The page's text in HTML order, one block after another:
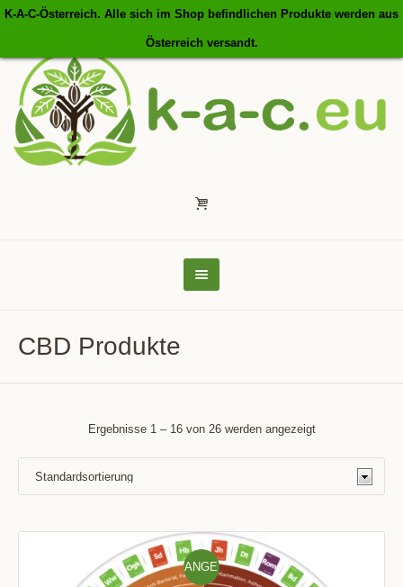
K-A-C-Österreich. Alle sich im Shop befindlichen Produkte werden aus
Österreich versandt.
CBD Produkte
Ergebnisse 1 – 16 von 26 werden angezeigt
ANGE